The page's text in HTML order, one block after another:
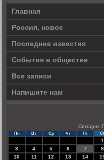
Главная
Россия, новое
Последние известия
События в обществе
Все записи
Напишите нам
Сегодня:
Пн Вт Ср Чт Пт
1
3
4 5 6 7 8
10
11 12 13 14